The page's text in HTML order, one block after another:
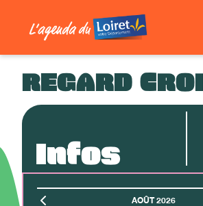
REGARD
Infos
AOÛT 2026